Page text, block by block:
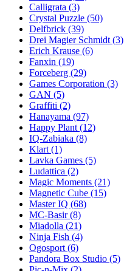
Calligrata (3)
Crystal Puzzle (50)
Delfbrick (39)
Drei Magier Schmidt (3)
Erich Krause (6)
Fanxin (19)
Forceberg (29)
Games Corporation (3)
GAN (5)
Graffiti (2)
Hanayama (97)
Happy Plant (12)
IQ-Zabiaka (8)
Klart (1)
Lavka Games (5)
Ludattica (2)
Magic Moments (21)
Magnetic Cube (15)
Master IQ (68)
MC-Basir(8)
Miadolla (21)
Ninja Fish (4)
Ogosport (6)
Pandora Box Studio (5)